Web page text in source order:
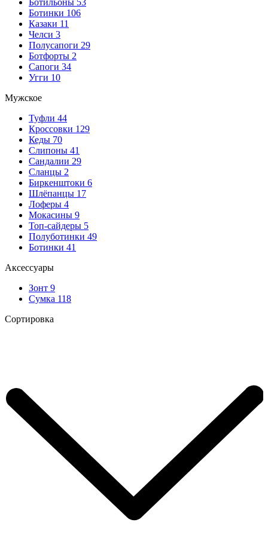
Ботильоны 53
Ботинки 106
Казаки 11
Челси 3
Полусапоги 29
Ботфорты 2
Сапоги 34
Угги 10
Мужское
Туфли 44
Кроссовки 129
Кеды 70
Слипоны 41
Сандалии 29
Сланцы 2
Биркенштоки 6
Шлёпанцы 17
Лоферы 4
Мокасины 9
Топ-сайдеры 5
Полуботинки 49
Ботинки 41
Аксессуары
Зонт 9
Сумка 118
Сортировка